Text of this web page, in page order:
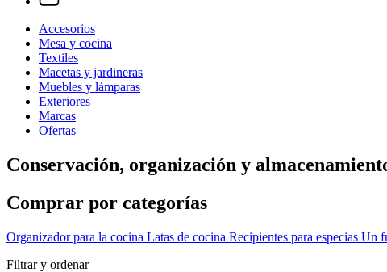
Accesorios
Mesa y cocina
Textiles
Macetas y jardineras
Muebles y lámparas
Exteriores
Marcas
Ofertas
Conservación, organización y
Comprar por categorías
Organizador para la cocina Latas de cocina Recipientes para especias Un
Filtrar y ordenar